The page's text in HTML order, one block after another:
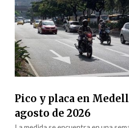
Pico y placa en
agosto de 2026